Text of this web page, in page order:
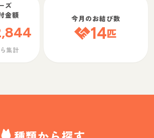
ズ
金額
集計
今月のお結び数
14匹